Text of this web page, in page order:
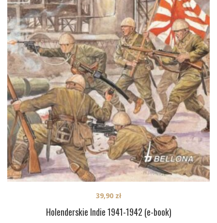
Holenderskie Indie 1941-1942 (e-book)
39,90 zł